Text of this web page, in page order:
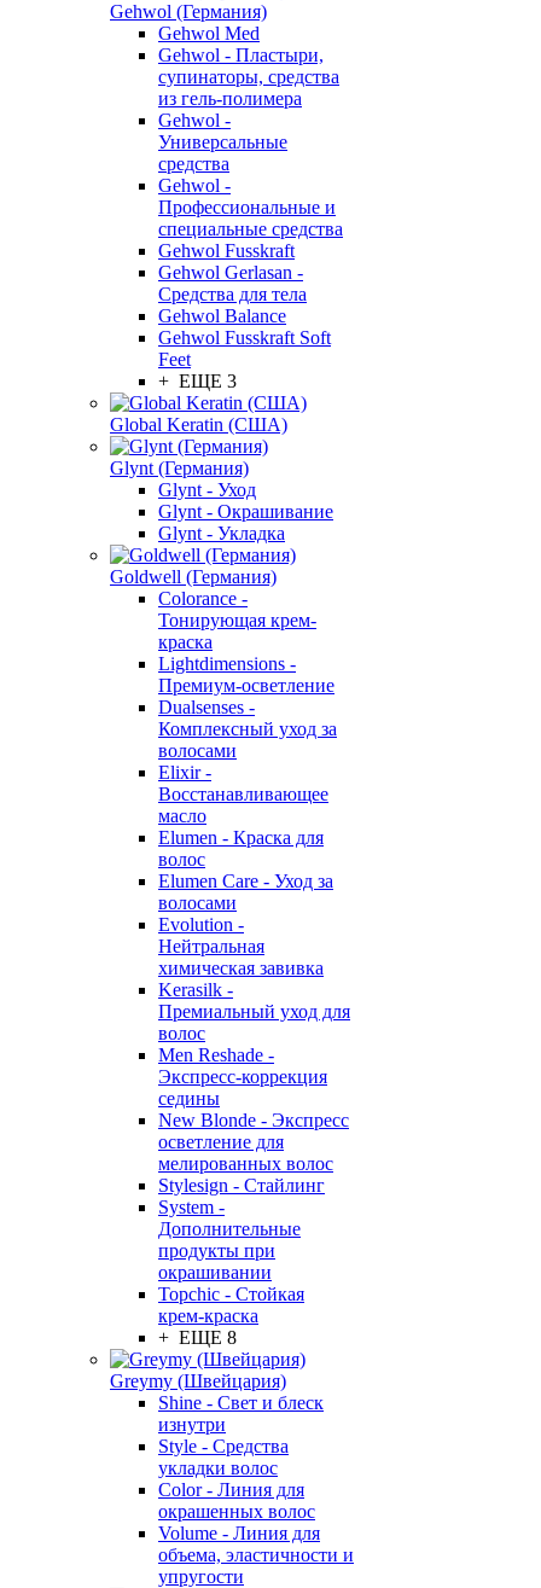
Gehwol (Германия)
Gehwol Med
Gehwol - Пластыри,
супинаторы, средства
из гель-полимера
Gehwol -
Универсальные
средства
Gehwol -
Профессиональные и
специальные средства
Gehwol Fusskraft
Gehwol Gerlasan -
Средства для тела
Gehwol Balance
Gehwol Fusskraft Soft
Feet
+ ЕЩЕ 3
Global Keratin (США)
Glynt (Германия)
Glynt - Уход
Glynt - Окрашивание
Glynt - Укладка
Goldwell (Германия)
Colorance -
Тонирующая крем-
краска
Lightdimensions -
Премиум-осветление
Dualsenses -
Комплексный уход за
волосами
Elixir -
Восстанавливающее
масло
Elumen - Краска для
волос
Elumen Care - Уход за
волосами
Evolution -
Нейтральная
химическая завивка
Kerasilk -
Премиальный уход для
волос
Men Reshade -
Экспресс-коррекция
седины
New Blonde - Экспресс
осветление для
мелированных волос
Stylesign - Стайлинг
System -
Дополнительные
продукты при
окрашивании
Topchic - Стойкая
крем-краска
+ ЕЩЕ 8
Greymy (Швейцария)
Shine - Свет и блеск
изнутри
Style - Средства
укладки волос
Color - Линия для
окрашенных волос
Volume - Линия для
объема, эластичности и
упругости